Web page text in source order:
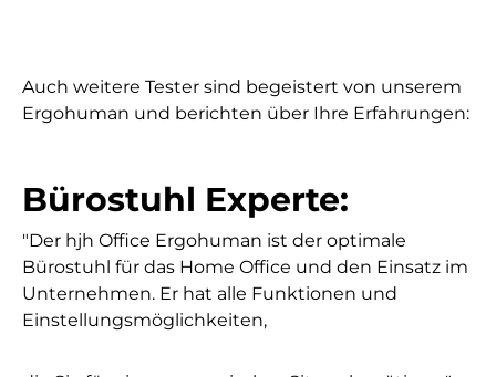
Auch weitere Tester sind begeistert von unserem
Ergohuman und berichten über Ihre Erfahrungen:
Bürostuhl Experte:
"Der hjh Office Ergohuman ist der optimale
Bürostuhl für das Home Office und den Einsatz im
Unternehmen. Er hat alle Funktionen und
Einstellungsmöglichkeiten,